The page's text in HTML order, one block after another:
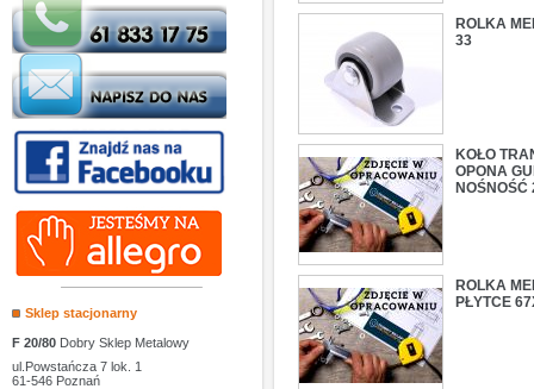
Sklep stacjonarny
F 20/80 Dobry Sklep Metalowy
ul.Powstańcza 7 lok. 1
61-546 Poznań
ROLKA
33
KOŁO
OPONA
NOŚNOŚĆ
ROLKA
PŁYTCE